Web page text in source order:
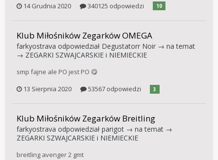
14 Grudnia 2020
340125 odpowiedzi 10
Klub Miłośników Zegarków OMEGA
farkyostrava odpowiedział Degustatorr Noir → na temat
→ ZEGARKI SZWAJCARSKIE i NIEMIECKIE
smp fajne ale PO jest PO 😋
13 Sierpnia 2020
53567 odpowiedzi 3
Klub Miłośników Zegarków Breitling
farkyostrava odpowiedział parigot → na temat →
ZEGARKI SZWAJCARSKIE i NIEMIECKIE
breitling avenger 2 gmt